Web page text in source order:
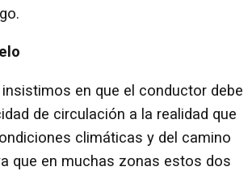
insistimos en que el conductor debe
de circulación a la realidad que
climáticas y del camino
que en muchas zonas estos dos